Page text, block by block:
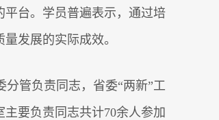
台。学员普遍表示，通过培
发展的实际成效。
管负责同志，省委“两新”工
要负责同志共计70余人参加